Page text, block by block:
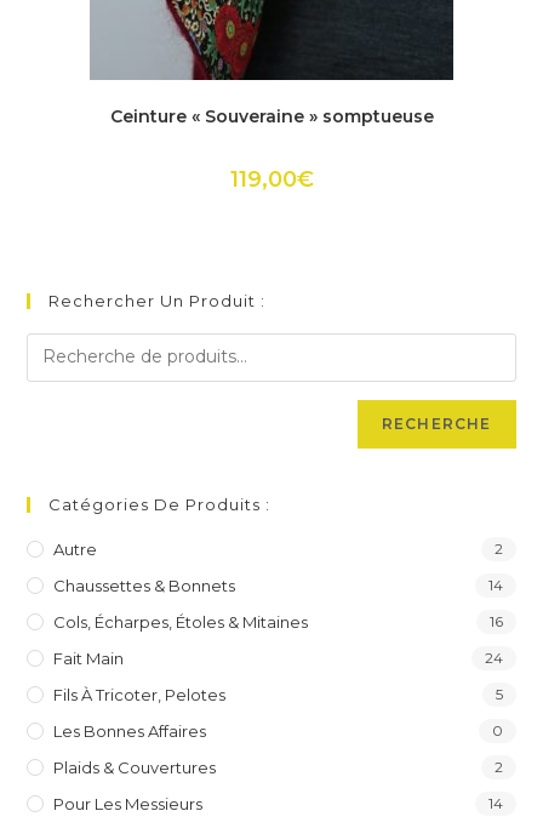
Ce
produit
a
Les
options
Ceinture « Souveraine » somptueuse
119,00€
Rechercher Un Produit :
RECHERCHE
Catégories De Produits :
Autre 2
Chaussettes & Bonnets 14
Cols, Écharpes, Étoles & Mitaines 16
Fait Main 24
Fils À Tricoter, Pelotes 5
Les Bonnes Affaires 0
Plaids & Couvertures 2
Pour Les Messieurs 14